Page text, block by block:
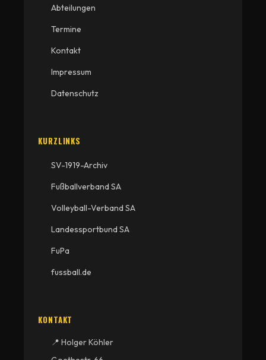
Abteilungen
Termine
Kontakt
Impressum
Datenschutz
KURZLINKS
SV-1919-Archiv
Fußballverband SA
Volleyball-Verband SA
Landessportbund SA
FuPa
fussball.de
KONTAKT
📍 Holger Köhler